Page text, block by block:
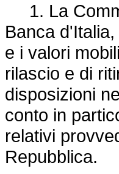
1. La
Banca
e i valori
rilascio e di
disposizioni
conto in
relativi
Repubblica.